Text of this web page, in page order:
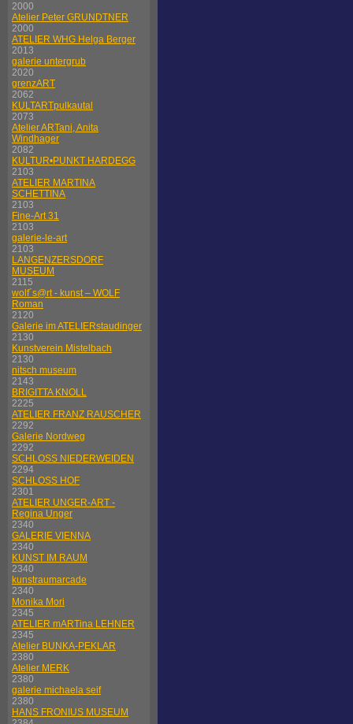
2000
Atelier Peter GRUNDTNER
2000
ATELIER WHG Helga Berger
2013
galerie untergrub
2020
grenzART
2062
KULTARTpulkautal
2073
Atelier ARTani, Anita
Windhager
2082
KULTUR•PUNKT HARDEGG
2103
ATELIER MARTINA
SCHETTINA
2103
Fine-Art 31
2103
galerie-le-art
2103
LANGENZERSDORF
MUSEUM
2115
wolf´s@rt - kunst – WOLF
Roman
2120
Galerie im ATELIERstaudinger
2130
Kunstverein Mistelbach
2130
nitsch museum
2143
BRIGITTA KNOLL
2225
ATELIER FRANZ RAUSCHER
2292
Galerie Nordweg
2292
SCHLOSS NIEDERWEIDEN
2294
SCHLOSS HOF
2301
ATELIER UNGER-ART -
Regina Unger
2340
GALERIE VIENNA
2340
KUNST IM RAUM
2340
kunstraumarcade
2340
Monika Mori
2345
ATELIER mARTina LEHNER
2345
Atelier BUNKA-PEKLAR
2380
Atelier MERK
2380
galerie michaela seif
2380
HANS FRONIUS MUSEUM